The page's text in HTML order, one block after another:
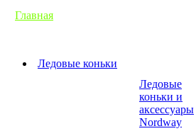
Главная
Ледовые коньки
Ледовые
коньки и
аксессуары
Nordway